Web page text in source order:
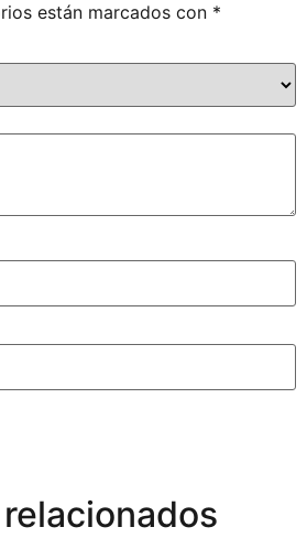
están marcados con *